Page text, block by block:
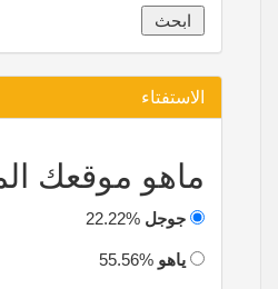
الاستفتاء
ماهو موقعك
جوجل
ياهو